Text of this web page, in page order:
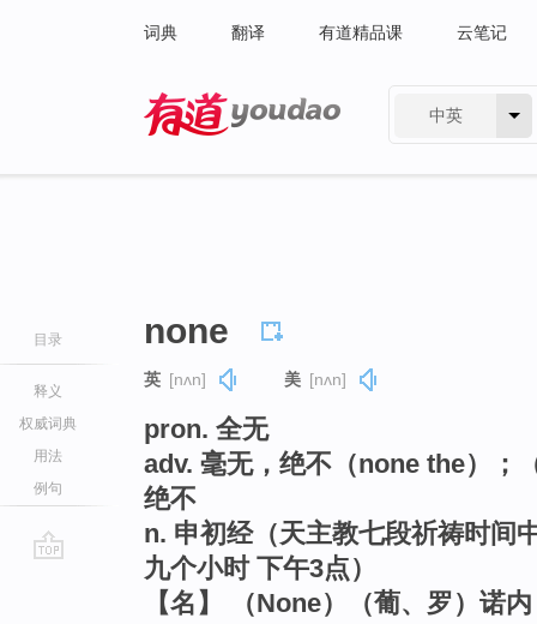
词典 翻译 有道精品课 云笔记
中英
目录
释义
权威词典
用法
例句
none
英 [nʌn] 美 [nʌn]
pron. 全无
adv. 毫无，绝不（none the）；
绝不
n. 申初经（天主教七段祈祷时间
九个小时 下午3点）
【名】 （None）（葡、罗）诺